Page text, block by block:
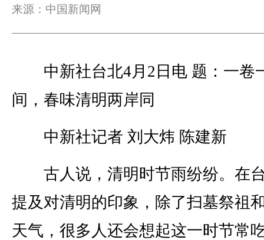
来源：中国新闻网
中新社台北4月2日电 题：一卷
间，春味清明两岸同
中新社记者 刘大炜 陈建新
古人说，清明时节雨纷纷。在
提及对清明的印象，除了扫墓祭祖
天气，很多人还会想起这一时节常